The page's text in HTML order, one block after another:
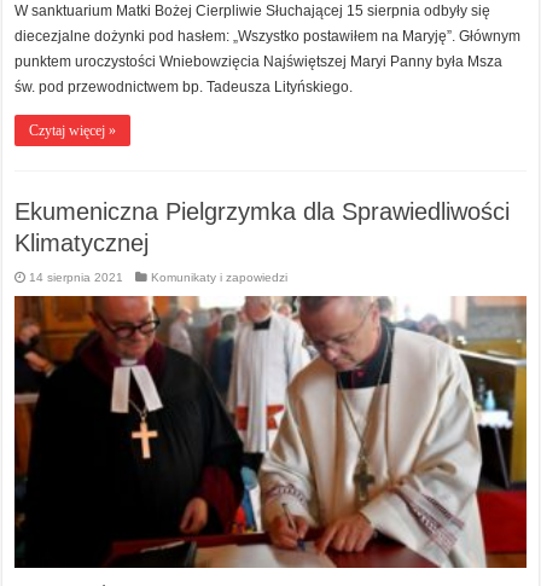
W sanktuarium Matki Bożej Cierpliwie Słuchającej 15 sierpnia odbyły się
diecezjalne dożynki pod hasłem: „Wszystko postawiłem na Maryję”. Głównym
punktem uroczystości Wniebowzięcia Najświętszej Maryi Panny była Msza
św. pod przewodnictwem bp. Tadeusza Lityńskiego.
Czytaj więcej »
Ekumeniczna Pielgrzymka dla Sprawiedliwości
Klimatycznej
14 sierpnia 2021 Komunikaty i zapowiedzi